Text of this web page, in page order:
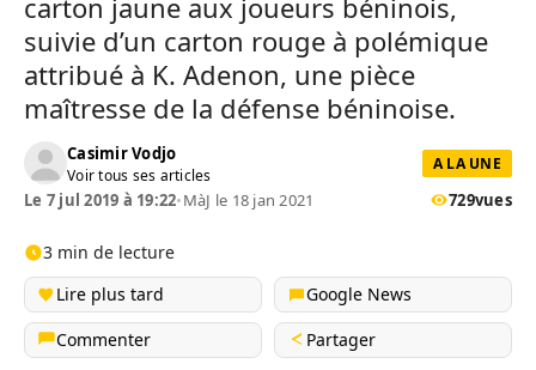
carton jaune aux joueurs béninois,
suivie d’un carton rouge à polémique
attribué à K. Adenon, une pièce
maîtresse de la défense béninoise.
Casimir Vodjo
Voir tous ses articles
A LA UNE
Le 7 jul 2019 à 19:22•MàJ le 18 jan 2021 729vues
3 min de lecture
Lire plus tard
Google News
Commenter
Partager